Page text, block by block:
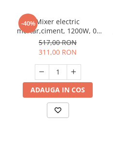
-40%Mixer electric
mortar,ciment, 1200W, 0-
600min-1, Raider RD-HM07
517,00 RON
311,00 RON
ADAUGA IN COS